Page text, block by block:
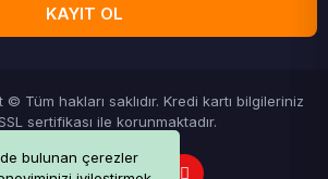
bulunan çerezler
KAYIT OL
Tüm hakları saklıdır. Kredi kartı bilgileriniz
sertifikası ile korunmaktadır.